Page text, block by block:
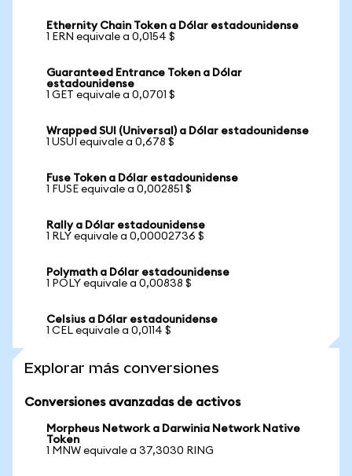
Ethernity Chain Token a Dólar estadounidense
1 ERN equivale a 0,0154 $
Guaranteed Entrance Token a Dólar
estadounidense
1 GET equivale a 0,0701 $
Wrapped SUI (Universal) a Dólar estadounidense
1 USUI equivale a 0,678 $
Fuse Token a Dólar estadounidense
1 FUSE equivale a 0,002851 $
Rally a Dólar estadounidense
1 RLY equivale a 0,00002736 $
Polymath a Dólar estadounidense
1 POLY equivale a 0,00838 $
Celsius a Dólar estadounidense
1 CEL equivale a 0,0114 $
Explorar más conversiones
Conversiones avanzadas de activos
Morpheus Network a Darwinia Network Native
Token
1 MNW equivale a 37,3030 RING